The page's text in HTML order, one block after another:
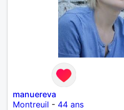
manuereva
Montreuil - 44 ans